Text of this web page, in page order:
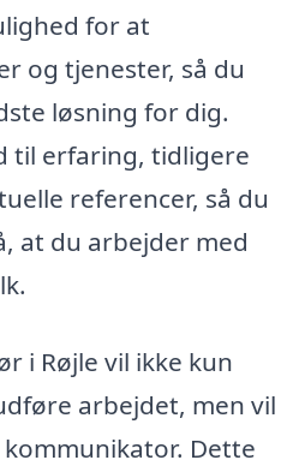
for at
og tjenester, så du
løsning for dig.
til erfaring, tidligere
referencer, så du
at du arbejder med
i Røjle vil ikke kun
arbejdet, men vil
Dette